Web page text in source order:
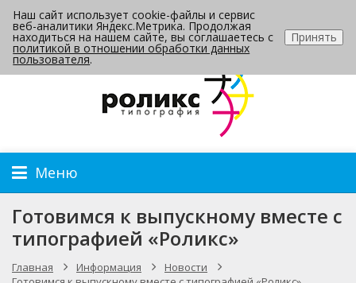
Контакты
Меню
Готовимся к выпускному вместе с
типографией «Роликс»
Главная Информация
Новости
Наш сайт использует cookie-файлы и сервис
веб-аналитики Яндекс.Метрика. Продолжая
находиться на нашем сайте, вы соглашаетесь с
политикой в отношении обработки данных
пользователя.
Принять